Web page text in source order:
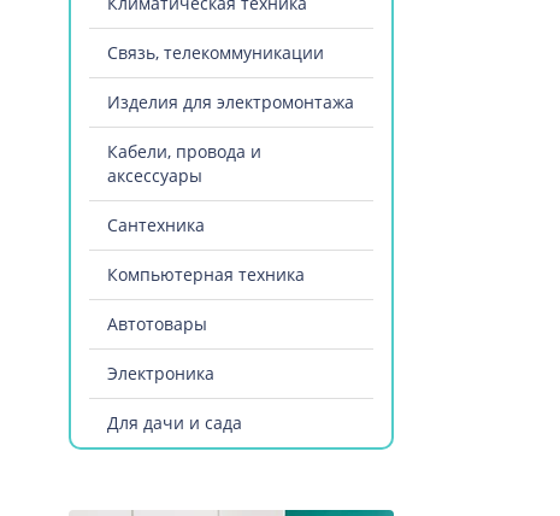
Связь, телекоммуникации
Изделия для электромонтажа
Кабели, провода и
аксессуары
Сантехника
Компьютерная техника
Автотовары
Электроника
Для дачи и сада